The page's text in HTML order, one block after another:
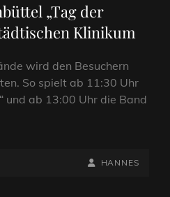
„Tag der
Klinikum
wird den Besuchern
So spielt ab 11:30 Uhr
und ab 13:00 Uhr die Band
BY
BYLINE
HANNES